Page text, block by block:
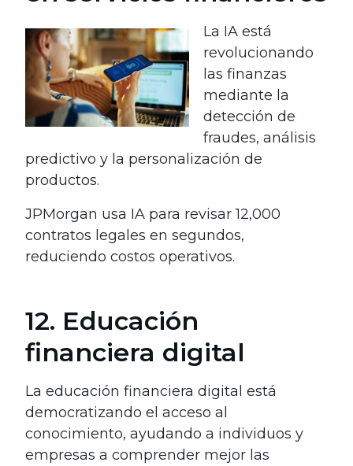
La IA está
revolucionando
las finanzas
mediante la
detección de
fraudes, análisis
predictivo y la personalización de
productos.
JPMorgan usa IA para revisar 12,000
contratos legales en segundos,
reduciendo costos operativos.
12. Educación
financiera digital
La educación financiera digital está
democratizando el acceso al
conocimiento, ayudando a individuos y
empresas a comprender mejor las